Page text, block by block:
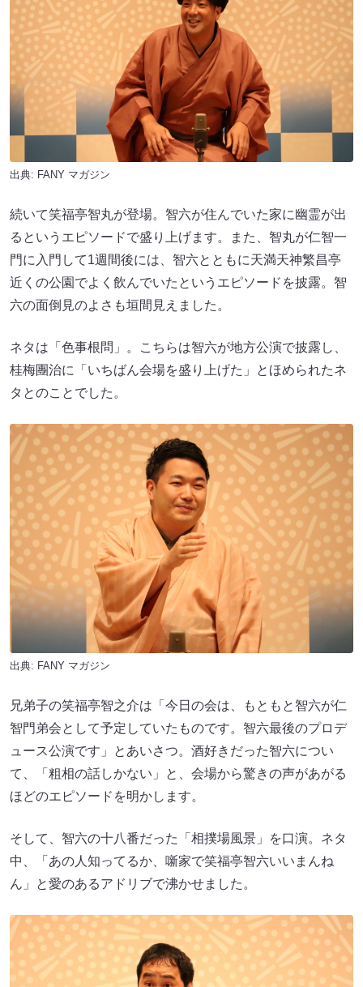
出典: FANY マガジン
続いて笑福亭智丸が登場。智六が住んでいた家に幽霊が出
るというエピソードで盛り上げます。また、智丸が仁智一
門に入門して1週間後には、智六とともに天満天神繁昌亭
近くの公園でよく飲んでいたというエピソードを披露。智
六の面倒見のよさも垣間見えました。
ネタは「色事根問」。こちらは智六が地方公演で披露し、
桂梅團治に「いちばん会場を盛り上げた」とほめられたネ
タとのことでした。
出典: FANY マガジン
兄弟子の笑福亭智之介は「今日の会は、もともと智六が仁
智門弟会として予定していたものです。智六最後のプロデ
ュース公演です」とあいさつ。酒好きだった智六につい
て、「粗相の話しかない」と、会場から驚きの声があがる
ほどのエピソードを明かします。
そして、智六の十八番だった「相撲場風景」を口演。ネタ
中、「あの人知ってるか、噺家で笑福亭智六いいまんね
ん」と愛のあるアドリブで沸かせました。